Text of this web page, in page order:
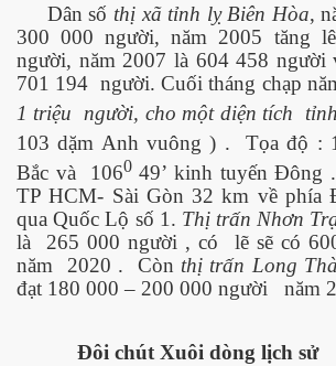
Dân số thị xã tỉnh lỵ Biên Hòa,
300 000 người, năm 2005 tăng
người, năm 2007 là 604 458 người
701 194 người. Cuối tháng chạp
1 triệu
người, cho một diện tích
103 dặm Anh vuông ) . Tọa độ :
Bắc và
106049’ kinh tuyến Đông
TP HCM- Sài Gòn 32 km về phía
qua Quốc Lộ số 1. Thị trấn Nhơn
là
265 000 người , có
lẽ sẽ có
năm
2020 . Còn thị trấn Long
đạt 180 000 – 200 000 người
năm
Đôi chút Xuôi dòng lịch sử